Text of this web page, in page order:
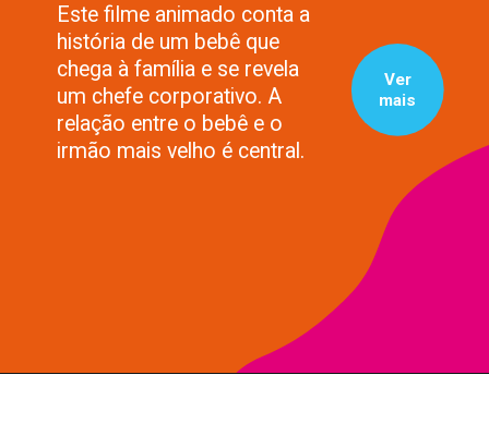
Ver
mais
Este filme animado conta a
história de um bebê que
chega à família e se revela
um chefe corporativo. A
relação entre o bebê e o
irmão mais velho é central.